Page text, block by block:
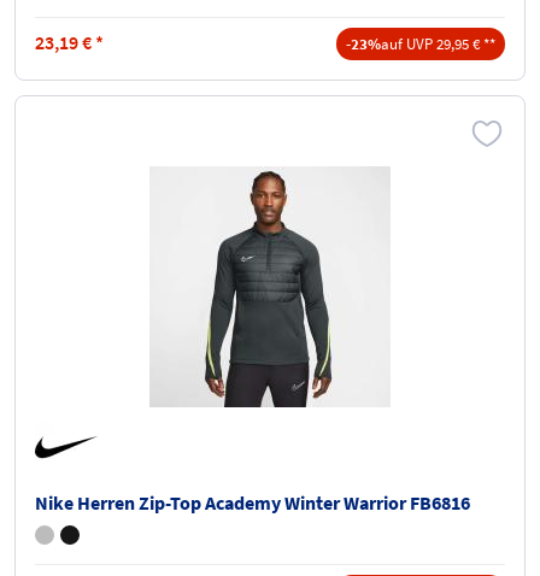
23,19€ * -23%auf UVP 29,95 € **
Nike Herren Zip-Top Academy Winter Warrior FB6816